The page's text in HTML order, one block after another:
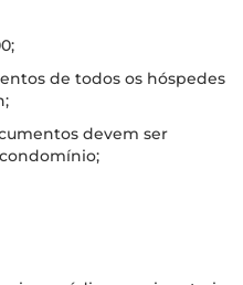
de todos os hóspedes
devem ser